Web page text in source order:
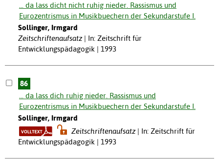
... da lass dicht nicht ruhig nieder. Rassismus und
Eurozentrismus in Musikbuechern der Sekundarstufe I.
Sollinger, Irmgard
Zeitschriftenaufsatz
In: Zeitschrift für
Entwicklungspädagogik | 1993
86
... da lass dich ruhig nieder. Rassismus und
Eurozentrismus in Musikbuechern der Sekundarstufe I.
Sollinger, Irmgard
Zeitschriftenaufsatz
In: Zeitschrift für
Entwicklungspädagogik | 1993